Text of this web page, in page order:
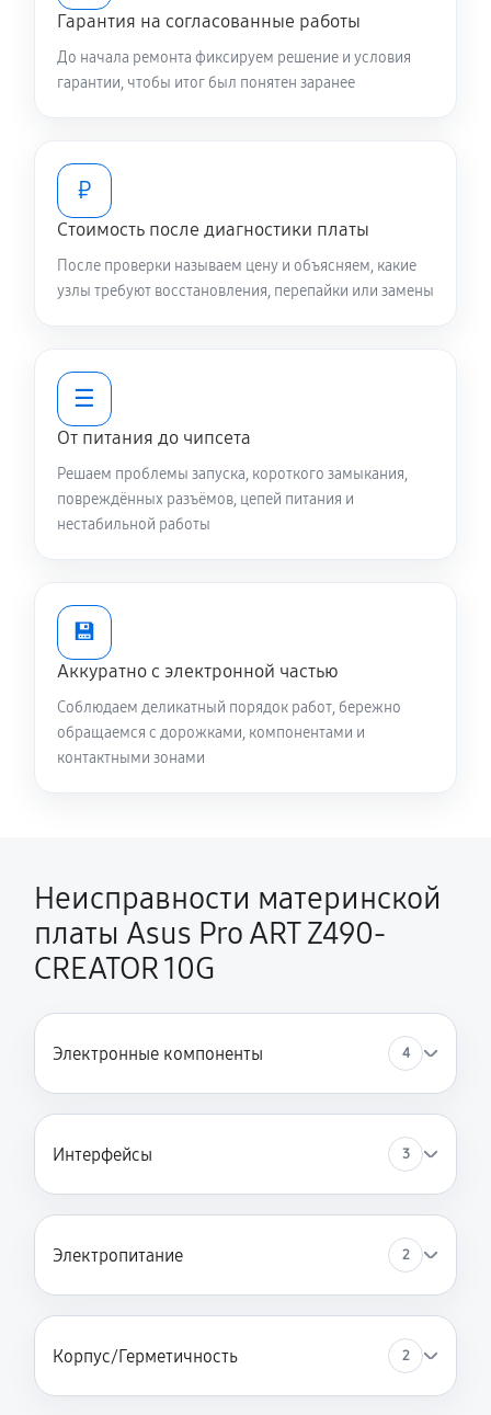
Гарантия на согласованные работы
До начала ремонта фиксируем решение и условия
гарантии, чтобы итог был понятен заранее
₽
Стоимость после диагностики платы
После проверки называем цену и объясняем, какие
узлы требуют восстановления, перепайки или замены
☰
От питания до чипсета
Решаем проблемы запуска, короткого замыкания,
повреждённых разъёмов, цепей питания и
нестабильной работы
💾
Аккуратно с электронной частью
Соблюдаем деликатный порядок работ, бережно
обращаемся с дорожками, компонентами и
контактными зонами
Неисправности материнской
платы Asus Pro ART Z490-
CREATOR 10G
Электронные компоненты 4
Интерфейсы 3
Электропитание 2
Корпус/Герметичность 2